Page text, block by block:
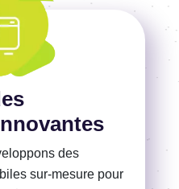
des
sur-mesure pour